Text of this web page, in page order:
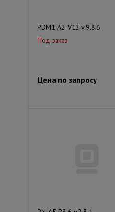
PDM1-A2-V12 v.9.8.6
Под заказ
Цена по запросу